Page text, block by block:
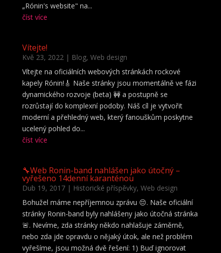
„Rónin's website" na...
číst více
Vítejte!
Kvě 23, 2022 | Blog, Web design
Vítejte na oficiálních webových stránkách rockové
kapely Rónin!🎸 Naše stránky jsou momentálně ve fázi
dynamického rozvoje (beta) 🚧 a postupně se
rozrůstají do komplexní podoby. Náš cíl je vytvořit
moderní a přehledný web, který fanouškům poskytne
ucelený pohled do...
číst více
🔧Web Ronin-band nahlášen jako útočný –
vyřešeno 14denní karanténou
Dub 19, 2017| Historické příspěvky, Web design
Bohužel máme nepříjemnou zprávu 😔. Naše oficiální
stránky Ronin-band byly nahlášeny jako útočná stránka
🚨. Nevíme, zda stránky někdo nahlašuje záměrně,
nebo zda jde opravdu o nějaký útok, ale než problém
vyřešíme, jsou možná dvě řešení: 1) Buď ignorovat